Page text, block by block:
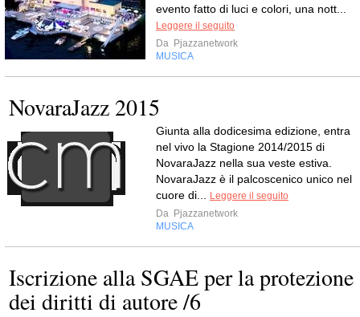
evento fatto di luci e colori, una nott...
Leggere il seguito
Da Pjazzanetwork
MUSICA
NovaraJazz 2015
Giunta alla dodicesima edizione, entra
nel vivo la Stagione 2014/2015 di
NovaraJazz nella sua veste estiva.
NovaraJazz è il palcoscenico unico nel
cuore di...
Leggere il seguito
Da Pjazzanetwork
MUSICA
Iscrizione alla SGAE per la protezione
dei diritti di autore /6